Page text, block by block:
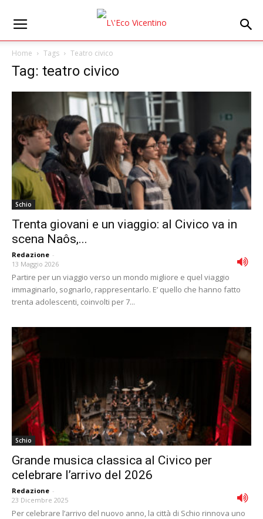
Home Tags Teatro civico
Tag: teatro civico
Schio
Trenta giovani e un viaggio: al Civico va in
scena Naôs,...
Redazione -
13 Maggio 2026
Partire per un viaggio verso un mondo migliore e quel viaggio
immaginarlo, sognarlo, rappresentarlo. E’ quello che hanno fatto
trenta adolescenti, coinvolti per 7...
Schio
Grande musica classica al Civico per
celebrare l’arrivo del 2026
Redazione -
23 Dicembre 2025
Per celebrare l’arrivo del nuovo anno, la città di Schio rinnova uno